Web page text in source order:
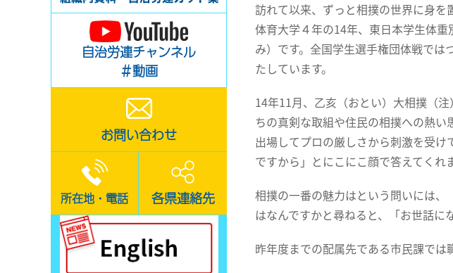
自治労連チャンネル
＃動画
お問い合わせ
所在地・電話 各県連絡先
訪れて以来、ずっと相撲の世界に身
体育大学４年の14年、東日本学生体
み）です。全国学生選手権団体戦で
たしています。
14年11月、乙亥（おとい）大相撲（
ちの真剣な取組や住民の相撲への熱
出場してプロの厳しさから刺激を受
ですから」とにこにこ顔で答えてくれ
相撲の一番の魅力はという問いには
はなんですかと尋ねると、「お世話に
昨年度までの配属先である市民課では